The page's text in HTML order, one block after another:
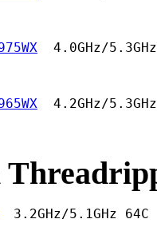
4.0GHz/
4.2GHz/
3.2GHz/5.1GHz 64C